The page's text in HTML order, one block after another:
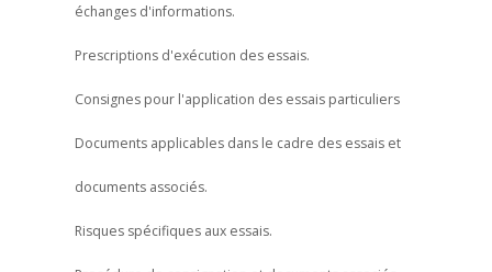
échanges d'informations.
Prescriptions d'exécution des essais.
Consignes pour l'application des essais particuliers
Documents applicables dans le cadre des essais et
documents associés.
Risques spécifiques aux essais.